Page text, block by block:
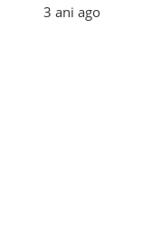
3 ani ago